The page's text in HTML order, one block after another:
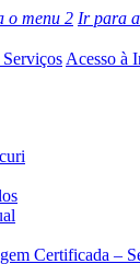
o menu 2 Ir para
Acesso à
Certificada –